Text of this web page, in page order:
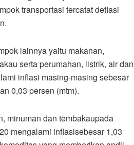
transportasi tercatat deflasi
lainnya yaitu makanan,
serta perumahan, listrik, air dan
inflasi masing-masing sebesar
0,03 persen (mtm).
minuman dan tembakaupada
mengalami inflasisebesar 1,03